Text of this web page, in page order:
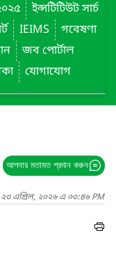
ইন্সটিটিউট সার্চ
IEIMS
গবেষণা
জব পোর্টাল
যোগাযোগ
আপনার মতামত প্রদান করুন
২৩ এপ্রিল, ২০২৬ এ ০৩:৪৬ PM